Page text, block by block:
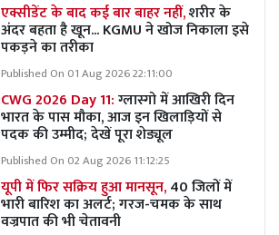
एक्सीडेंट के बाद कई बार बाहर नहीं,शरीर के
अंदर बहता है खून... KGMU ने खोज निकाला इसे
पकड़ने का तरीका
Published On 01 Aug 2026 22:11:00
CWG 2026 Day 11:ग्लास्गो में आखिरी दिन
भारत के पास मौका, आज इन खिलाड़ियों से
पदक की उम्मीद; देखें पूरा शेड्यूल
Published On 02 Aug 2026 11:12:25
यूपी में फिर सक्रिय हुआ मानसून,40 जिलों में
भारी बारिश का अलर्ट; गरज-चमक के साथ
वज्रपात की भी चेतावनी